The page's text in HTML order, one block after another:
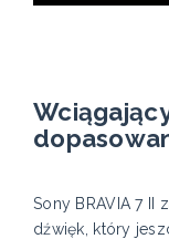
Sony BRAVIA 7
dźwięk, który